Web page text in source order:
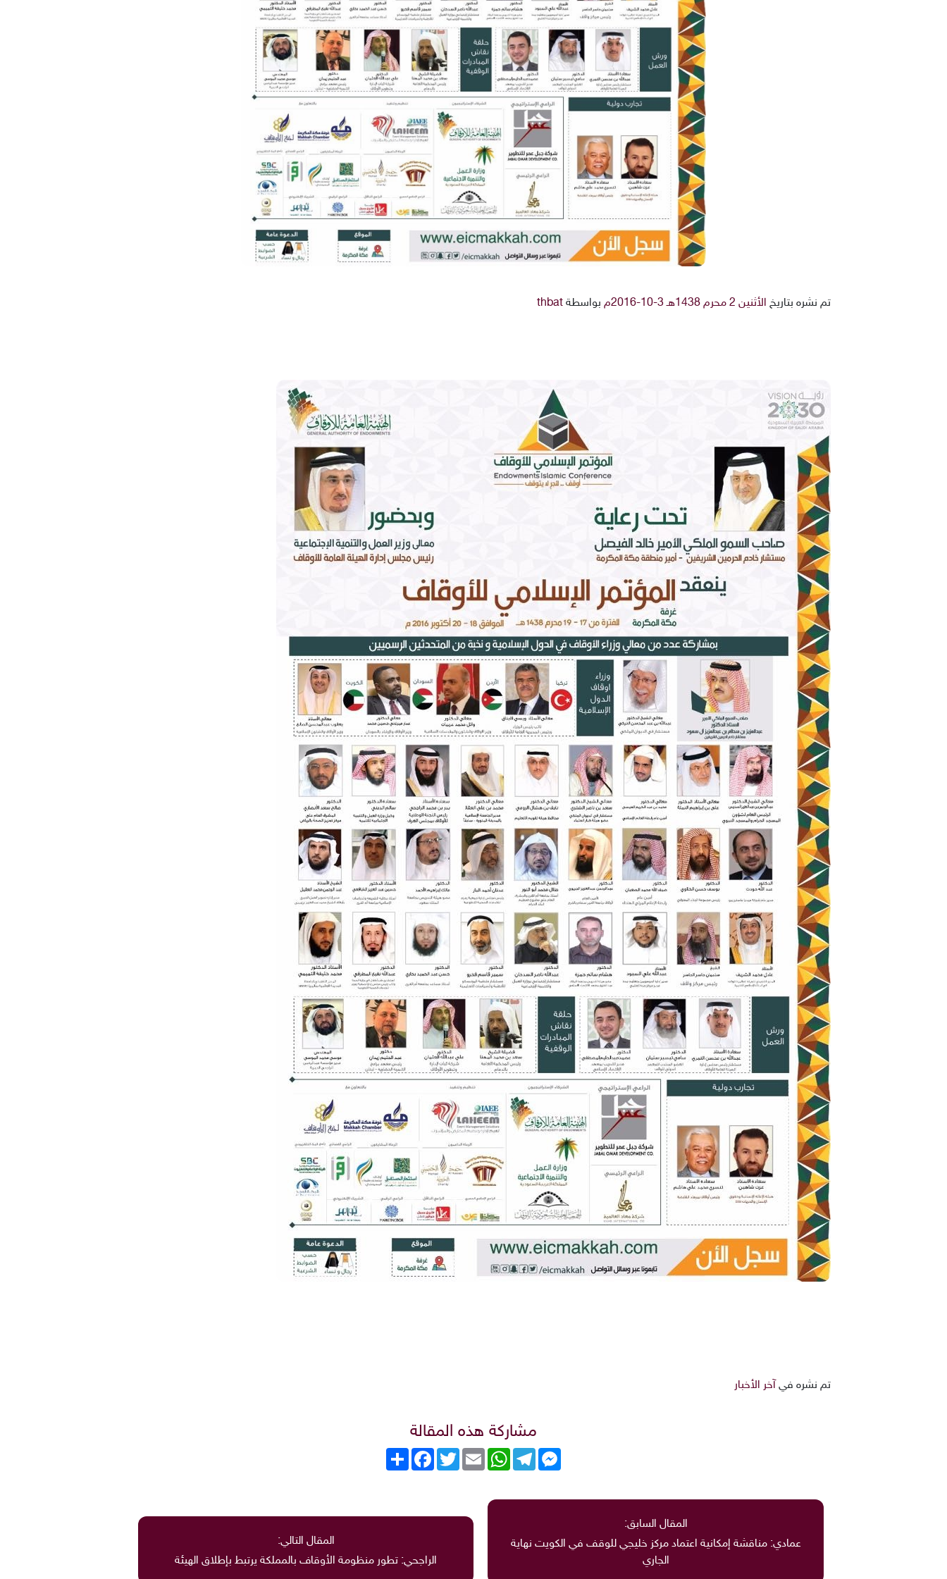
تم نشره بتاريخ الأثنين 2 محرم 1438هـ 3-10-2016م بواسطة thbat
تم نشره في آخر الأخبار
مشاركة هذه المقالة
انشر
FacebookTwitterEmail
WhatsAppTelegram
Messenger
المقال السابق:
عمادي: مناقشة إمكانية اعتماد مركز خليجي للوقف في الكويت نهاية
الجاري
المقال التالي:
الراجحي: تطور منظومة الأوقاف بالمملكة يرتبط بإطلاق الهيئة